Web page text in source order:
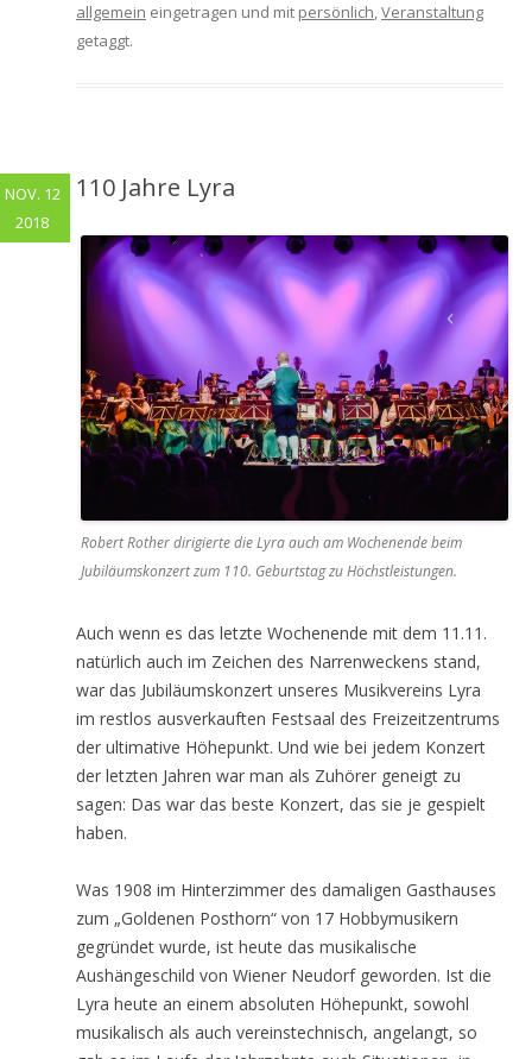
allgemein eingetragen und mit persönlich,Veranstaltung
getaggt.
110 Jahre Lyra
Robert Rother dirigierte die Lyra auch am Wochenende beim
Jubiläumskonzert zum 110. Geburtstag zu Höchstleistungen.
Auch wenn es das letzte Wochenende mit dem 11.11.
natürlich auch im Zeichen des Narrenweckens stand,
war das Jubiläumskonzert unseres Musikvereins Lyra
im restlos ausverkauften Festsaal des Freizeitzentrums
der ultimative Höhepunkt. Und wie bei jedem Konzert
der letzten Jahren war man als Zuhörer geneigt zu
sagen: Das war das beste Konzert, das sie je gespielt
haben.
Was 1908 im Hinterzimmer des damaligen Gasthauses
zum „Goldenen Posthorn“ von 17 Hobbymusikern
gegründet wurde, ist heute das musikalische
Aushängeschild von Wiener Neudorf geworden. Ist die
Lyra heute an einem absoluten Höhepunkt, sowohl
musikalisch als auch vereinstechnisch, angelangt, so
NOV. 12
2018